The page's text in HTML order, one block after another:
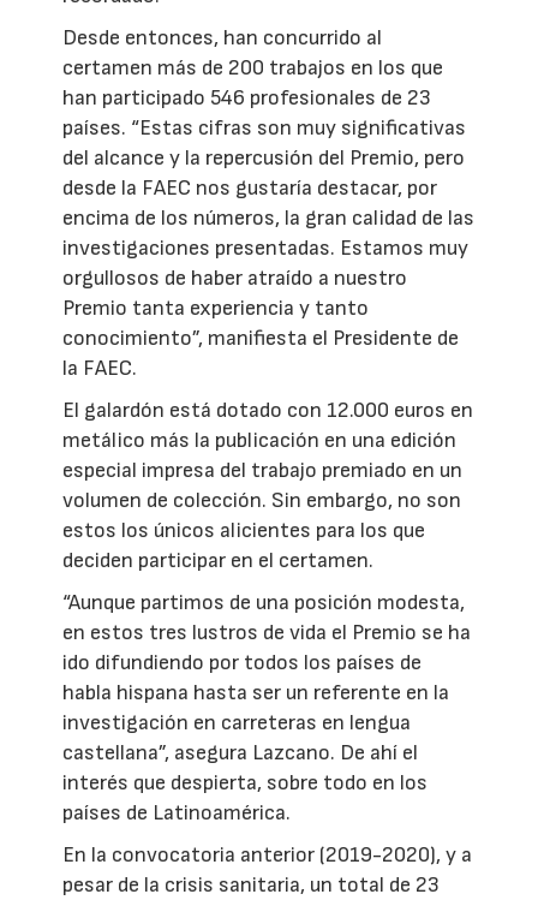
Desde entonces, han concurrido al
certamen más de 200 trabajos en los que
han participado 546 profesionales de 23
países. “Estas cifras son muy significativas
del alcance y la repercusión del Premio, pero
desde la FAEC nos gustaría destacar, por
encima de los números, la gran calidad de las
investigaciones presentadas. Estamos muy
orgullosos de haber atraído a nuestro
Premio tanta experiencia y tanto
conocimiento”, manifiesta el Presidente de
la FAEC.
El galardón está dotado con 12.000 euros en
metálico más la publicación en una edición
especial impresa del trabajo premiado en un
volumen de colección. Sin embargo, no son
estos los únicos alicientes para los que
deciden participar en el certamen.
“Aunque partimos de una posición modesta,
en estos tres lustros de vida el Premio se ha
ido difundiendo por todos los países de
habla hispana hasta ser un referente en la
investigación en carreteras en lengua
castellana”, asegura Lazcano. De ahí el
interés que despierta, sobre todo en los
países de Latinoamérica.
En la convocatoria anterior (2019-2020), y a
pesar de la crisis sanitaria, un total de 23